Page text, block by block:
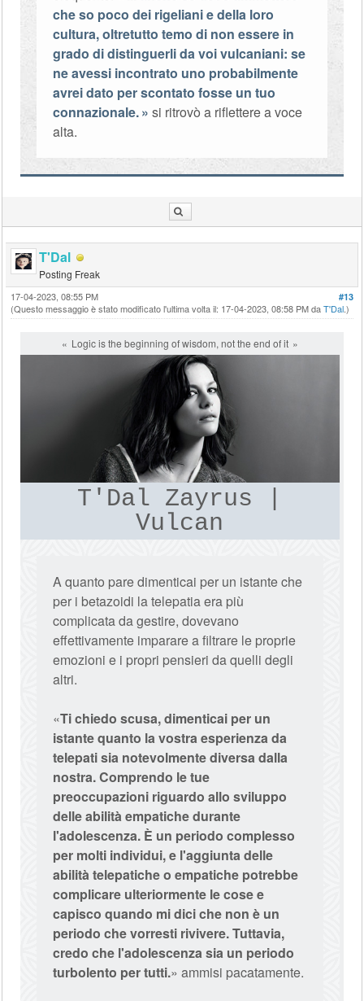
che so poco dei rigeliani e della loro
cultura, oltretutto temo di non essere in
grado di distinguerli da voi vulcaniani: se
ne avessi incontrato uno probabilmente
avrei dato per scontato fosse un tuo
connazionale.
si ritrovò a riflettere a voce
alta.
T'Dal
Posting Freak
#13
17-04-2023, 08:55 PM
(Questo messaggio è stato modificato l'ultima volta il: 17-04-2023, 08:58 PM daT'Dal.)
Logic is the beginning of wisdom, not the end of it
T'Dal Zayrus |
Vulcan
A quanto pare dimenticai per un istante che
per i betazoidi la telepatia era più
complicata da gestire, dovevano
effettivamente imparare a filtrare le proprie
emozioni e i propri pensieri da quelli degli
altri.
«Ti chiedo scusa, dimenticai per un
istante quanto la vostra esperienza da
telepati sia notevolmente diversa dalla
nostra. Comprendo le tue
preoccupazioni riguardo allo sviluppo
delle abilità empatiche durante
l'adolescenza. È un periodo complesso
per molti individui, e l'aggiunta delle
abilità telepatiche o empatiche potrebbe
complicare ulteriormente le cose e
capisco quando mi dici che non è un
periodo che vorresti rivivere. Tuttavia,
credo che l'adolescenza sia un periodo
turbolento per tutti.» ammisi pacatamente.